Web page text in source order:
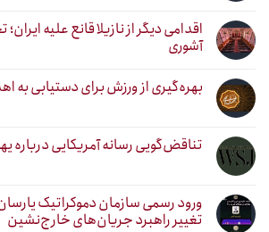
اقدامی دیگر از نازیلا قانع علیه
آشوری
بهره‌گیری از ورزش برای دستیابی به
تناقض‌گویی رسانه آمریکایی درباره
ورود رسمی سازمان دموکراتیک
تغییر راهبرد جریان‌های خارج‌نشین